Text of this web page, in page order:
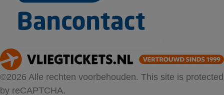
©2026 Alle rechten voorbehouden. This site is protected
by reCAPTCHA.